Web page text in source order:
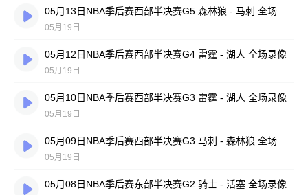
05月19日
05月12日NBA季后赛西部半决赛G4 雷霆 - 湖人 全场录像
05月19日
05月10日NBA季后赛西部半决赛G3 雷霆 - 湖人 全场录像
05月19日
05月19日
05月08日NBA季后赛东部半决赛G2 骑士 - 活塞 全场录像